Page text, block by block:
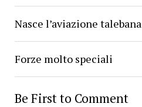
Nasce l’aviazione talebana
Forze molto speciali
Be First to Comment